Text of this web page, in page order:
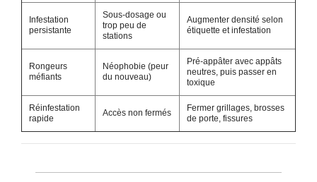
Infestation
persistante
Sous-dosage ou
trop peu de
stations
Augmenter densité selon
étiquette et infestation
Rongeurs
méfiants
Néophobie (peur
du nouveau)
Pré-appâter avec appâts
neutres, puis passer en
toxique
Réinfestation
rapide
Accès non fermés
Fermer grillages, brosses
de porte, fissures